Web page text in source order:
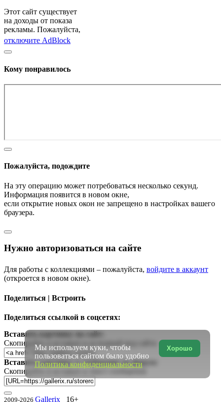
Этот сайт существует
на доходы от показа
рекламы. Пожалуйста,
отключите AdBlock
Кому понравилось
Пожалуйста, подождите
На эту операцию может потребоваться несколько секунд.
Информация появится в новом окне,
если открытие новых окон не запрещено в настройках вашего
браузера.
Нужно авторизоваться на сайте
Для работы с коллекциями – пожалуйста, войдите в аккаунт
(откроется в новом окне).
Поделиться | Встроить
Поделиться ссылкой в соцсетях:
Вставить картинку на сайт:
Скопируйте и вставьте в исходный код сайта
Вставить картинку в сообщение на форум:
Скопируйте и вставьте в текст сообщения
2009-2026 Gallerix 16+
Хорошо
Мы используем куки, чтобы
пользоваться сайтом было удобно
Политика конфиденциальности